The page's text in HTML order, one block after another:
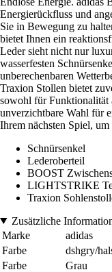
Energierückfluss und
Sie in Bewegung zu
bietet Ihnen ein
Leder sieht nicht nur
wasserfesten
unberechenbaren
Traxion Stollen bietet
sowohl für Funktionalität
unverzichtbare Wahl für
Ihrem nächsten Spiel,
Schnürsenkel
Lederoberteil
BOOST
LIGHTSTRIKE
Traxion
Zusätzliche
Marke
adidas
Farbe
dshgry/
Farbe
Grau